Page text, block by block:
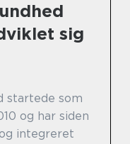
sig
startede som
og har siden
integreret